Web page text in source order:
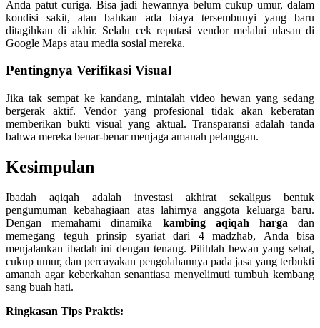
Anda patut curiga. Bisa jadi hewannya belum cukup umur, dalam
kondisi sakit, atau bahkan ada biaya tersembunyi yang baru
ditagihkan di akhir. Selalu cek reputasi vendor melalui ulasan di
Google Maps atau media sosial mereka.
Pentingnya Verifikasi Visual
Jika tak sempat ke kandang, mintalah video hewan yang sedang
bergerak aktif. Vendor yang profesional tidak akan keberatan
memberikan bukti visual yang aktual. Transparansi adalah tanda
bahwa mereka benar-benar menjaga amanah pelanggan.
Kesimpulan
Ibadah aqiqah adalah investasi akhirat sekaligus bentuk
pengumuman kebahagiaan atas lahirnya anggota keluarga baru.
Dengan memahami dinamika kambing aqiqah harga dan
memegang teguh prinsip syariat dari 4 madzhab, Anda bisa
menjalankan ibadah ini dengan tenang. Pilihlah hewan yang sehat,
cukup umur, dan percayakan pengolahannya pada jasa yang terbukti
amanah agar keberkahan senantiasa menyelimuti tumbuh kembang
sang buah hati.
Ringkasan Tips Praktis: